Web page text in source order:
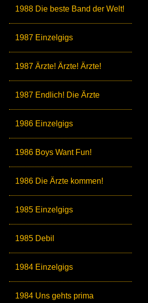
1988 Die beste Band der Welt!
1987 Einzelgigs
1987 Ärzte! Ärzte! Ärzte!
1987 Endlich! Die Ärzte
1986 Einzelgigs
1986 Boys Want Fun!
1986 Die Ärzte kommen!
1985 Einzelgigs
1985 Debil
1984 Einzelgigs
1984 Uns gehts prima